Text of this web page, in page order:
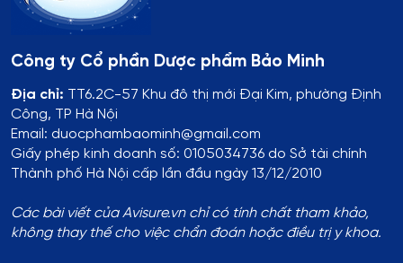
Công ty Cổ phần Dược phẩm Bảo Minh
Địa chỉ: TT6.2C-57 Khu đô thị mới Đại Kim, phường Định
Công, TP Hà Nội
Email: duocphambaominh@gmail.com
Giấy phép kinh doanh số: 0105034736 do Sở tài chính
Thành phố Hà Nội cấp lần đầu ngày 13/12/2010
Các bài viết của Avisure.vn chỉ có tính chất tham khảo,
không thay thế cho việc chẩn đoán hoặc điều trị y khoa.